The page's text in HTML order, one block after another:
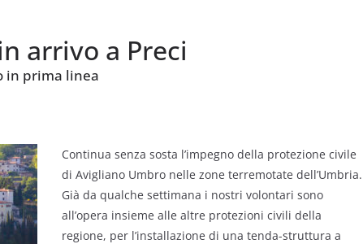
arrivo a Preci
in prima linea
Continua senza sosta l’impegno della protezione civile
di Avigliano Umbro nelle zone terremotate dell’Umbria.
Già da qualche settimana i nostri volontari sono
all’opera insieme alle altre protezioni civili della
regione, per l’installazione di una tenda-struttura a